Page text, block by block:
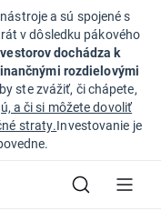
a sú spojené s
v dôsledku pákového
dochádza k
rozdielovými
ste zvážiť, či chápete,
a či si môžete dovoliť
straty.Investovanie je